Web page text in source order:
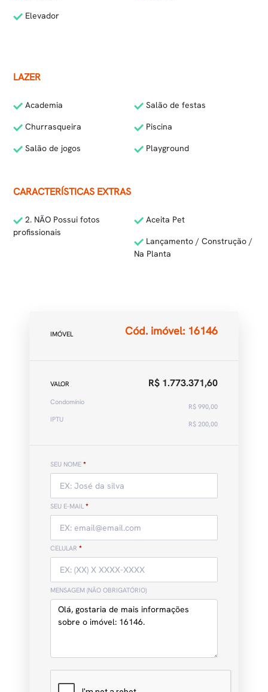
Elevador
LAZER
Academia
Salão de festas
Churrasqueira
Piscina
Salão de jogos
Playground
CARACTERÍSTICAS EXTRAS
2. NÃO Possui fotos
profissionais
Aceita Pet
Lançamento / Construção /
Na Planta
IMÓVEL Cód. imóvel: 16146
VALOR R$ 1.773.371,60
Condomínio
R$ 990,00
IPTU
R$ 200,00
SEU NOME *
SEU E-MAIL *
CELULAR *
MENSAGEM (NÃO OBRIGATÓRIO)